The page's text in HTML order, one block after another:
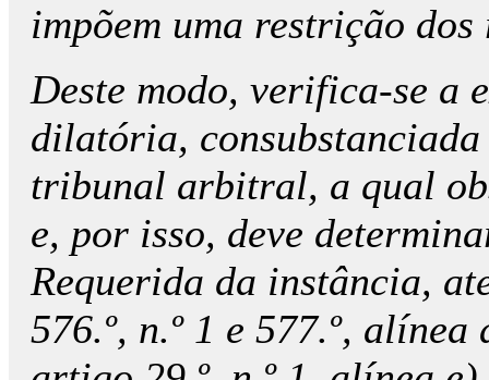
impõem uma restrição
Deste modo, verifica-se a
dilatória,
tribunal arbitral, a qual
e, por isso, deve
Requerida da instância,
576.º, n.º 1 e 577.º,